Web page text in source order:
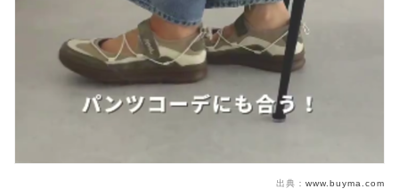
出典： www.buyma.com